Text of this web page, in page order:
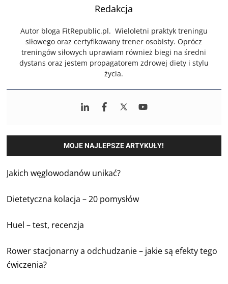
Redakcja
Autor bloga FitRepublic.pl. Wieloletni praktyk treningu
siłowego oraz certyfikowany trener osobisty. Oprócz
treningów siłowych uprawiam również biegi na średni
dystans oraz jestem propagatorem zdrowej diety i stylu
życia.
MOJE NAJLEPSZE ARTYKUŁY!
Jakich węglowodanów unikać?
Dietetyczna kolacja – 20 pomysłów
Huel – test, recenzja
Rower stacjonarny a odchudzanie – jakie są efekty tego
ćwiczenia?